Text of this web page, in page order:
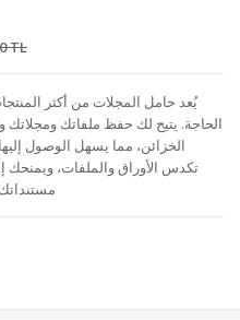
TL
يُعد حامل المجلات من أكثر
الحاجة. يتيح لك حفظ ملفاتك
الخزائن، مما يسهل الوصول
تكدس الأوراق والملفات،